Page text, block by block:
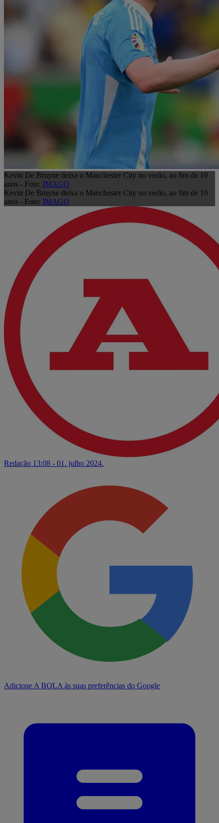
Kevin De Bruyne deixa o Manchester City no verão, ao fim de 10
anos - Foto: IMAGO
Kevin De Bruyne deixa o Manchester City no verão, ao fim de 10
anos - Foto: IMAGO
Redação 13:08 - 01. julho 2024.
Adicione A BOLA às suas preferências do Google